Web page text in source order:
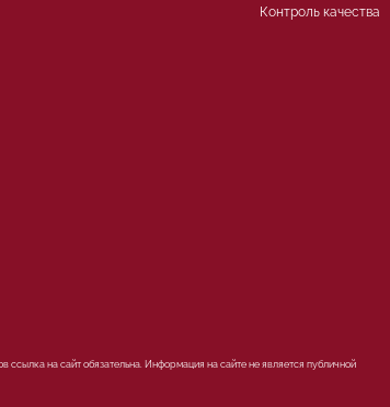
Контроль качества
на сайт обязательна. Информация на сайте не является публичной